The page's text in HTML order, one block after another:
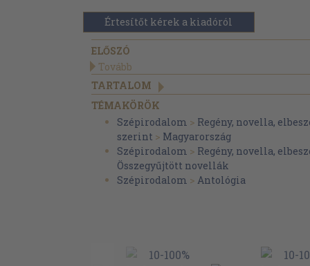
Értesítőt kérek a kiadóról
ELŐSZÓ
Tovább
TARTALOM
TÉMAKÖRÖK
Szépirodalom > Regény, novella,
szerint > Magyarország
Szépirodalom > Regény, novella,
Összegyűjtött novellák
Szépirodalom > Antológia